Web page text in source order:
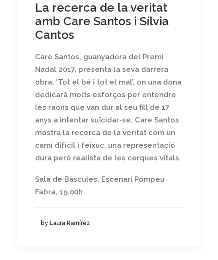
La recerca de la veritat
amb Care Santos i Sílvia
Cantos
Care Santos, guanyadora del Premi
Nadal 2017, presenta la seva darrera
obra, ‘Tot el bé i tot el mal’, on una dona
dedicarà molts esforços per entendre
les raons que van dur al seu fill de 17
anys a intentar suïcidar-se. Care Santos
mostra la recerca de la veritat com un
camí difícil i feixuc, una representació
dura però realista de les cerques vitals.
Sala de Bàscules, Escenari Pompeu
Fabra, 19.00h
by Laura Ramírez